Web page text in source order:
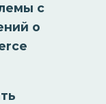
с
о